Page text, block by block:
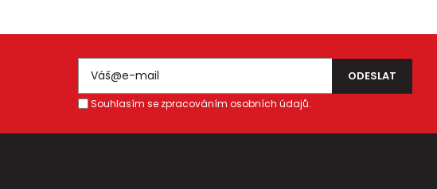
Souhlasím se zpracováním osobních údajů.